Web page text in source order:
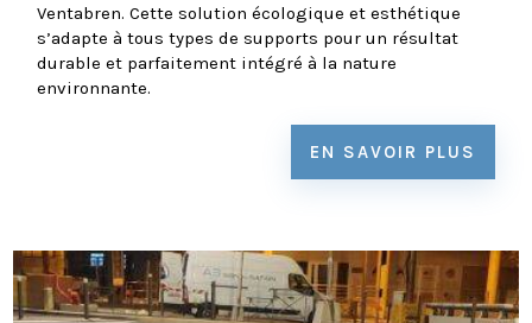
Ventabren. Cette solution écologique et esthétique
s’adapte à tous types de supports pour un résultat
durable et parfaitement intégré à la nature
environnante.
EN SAVOIR PLUS